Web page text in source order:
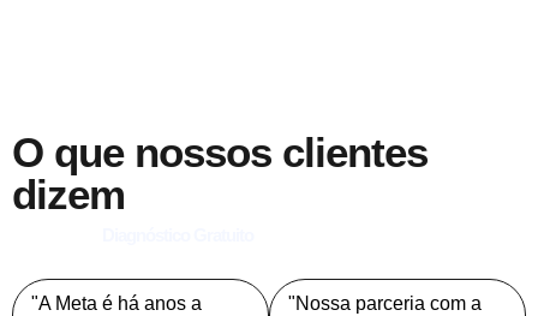
O que nossos clientes
dizem
"A Meta é há anos a
"Nossa parceria com a